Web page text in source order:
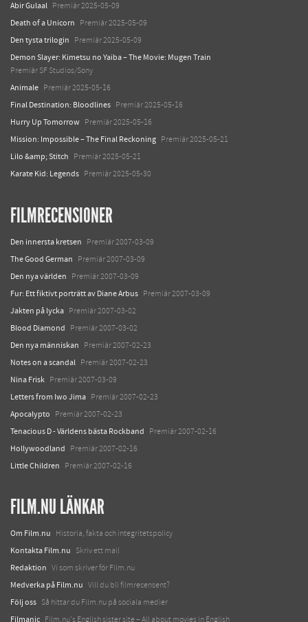
Abir Gulaal Premiär 2025-05-09
Death of a Unicorn Premiär 2025-05-09
Den tysta trilogin Premiär 2025-05-09
Demon Slayer: Kimetsu no Yaiba – The Movie: Mugen Train
Premiär SF Studios/Sony
Animale Premiär 2025-05-16
Final Destination: Bloodlines Premiär 2025-05-16
Hurry Up Tomorrow Premiär 2025-05-16
Mission: Impossible – The Final Reckoning Premiär 2025-05-21
Lilo &amp; Stitch Premiär 2025-05-21
Karate Kid: Legends Premiär 2025-05-30
FILMRECENSIONER
Den innersta kretsen Premiär 2007-03-09
The Good German Premiär 2007-03-09
Den nya världen Premiär 2007-03-09
Fur: Ett fiktivt porträtt av Diane Arbus Premiär 2007-03-09
Jakten på lycka Premiär 2007-03-02
Blood Diamond Premiär 2007-03-02
Den nya människan Premiär 2007-02-23
Notes on a scandal Premiär 2007-02-23
Nina Frisk Premiär 2007-03-09
Letters from Iwo Jima Premiär 2007-02-23
Apocalypto Premiär 2007-02-23
Tenacious D - Världens bästa Rockband Premiär 2007-02-16
Hollywoodland Premiär 2007-02-16
Little Children Premiär 2007-02-16
FILM.NU LÄNKAR
Om Film.nu Historia, fakta och integritetspolicy
Kontakta Film.nu Skriv ett mail
Redaktion Vi som skriver för Film.nu
Medverka på Film.nu Vill du bli filmrecensent?
Följ oss Så hittar du Film.nu på sociala medier
Filmanic Film.nu's English sister site – All about movies in English